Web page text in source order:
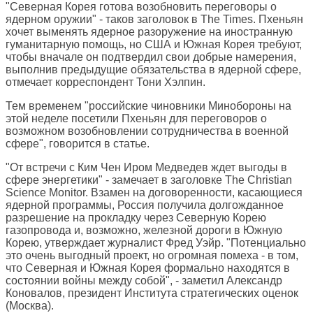
"Северная Корея готова возобновить переговоры о
ядерном оружии" - таков заголовок в The Times. Пхеньян
хочет выменять ядерное разоружение на иностранную
гуманитарную помощь, но США и Южная Корея требуют,
чтобы вначале он подтвердил свои добрые намерения,
выполнив предыдущие обязательства в ядерной сфере,
отмечает корреспондент Тони Хэлпин.
Тем временем "российские чиновники Минобороны на
этой неделе посетили Пхеньян для переговоров о
возможном возобновлении сотрудничества в военной
сфере", говорится в статье.
"От встречи с Ким Чен Иром Медведев ждет выгоды в
сфере энергетики" - замечает в заголовке The Christian
Science Monitor. Взамен на договоренности, касающиеся
ядерной программы, Россия получила долгожданное
разрешение на прокладку через Северную Корею
газопровода и, возможно, железной дороги в Южную
Корею, утверждает журналист Фред Уэйр. "Потенциально
это очень выгодный проект, но огромная помеха - в том,
что Северная и Южная Корея формально находятся в
состоянии войны между собой", - заметил Александр
Коновалов, президент Института стратегических оценок
(Москва).